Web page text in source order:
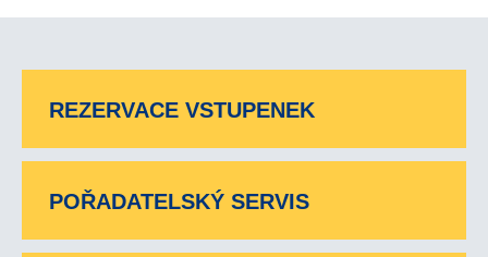
REZERVACE VSTUPENEK
POŘADATELSKÝ SERVIS